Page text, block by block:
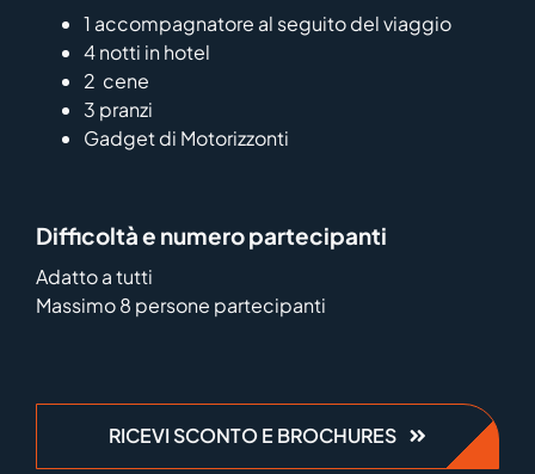
1 accompagnatore al seguito del viaggio
4 notti in hotel
2 cene
3 pranzi
Gadget di Motorizzonti
Difficoltà e numero partecipanti
Adatto a tutti
Massimo 8 persone partecipanti
RICEVI SCONTO E BROCHURES